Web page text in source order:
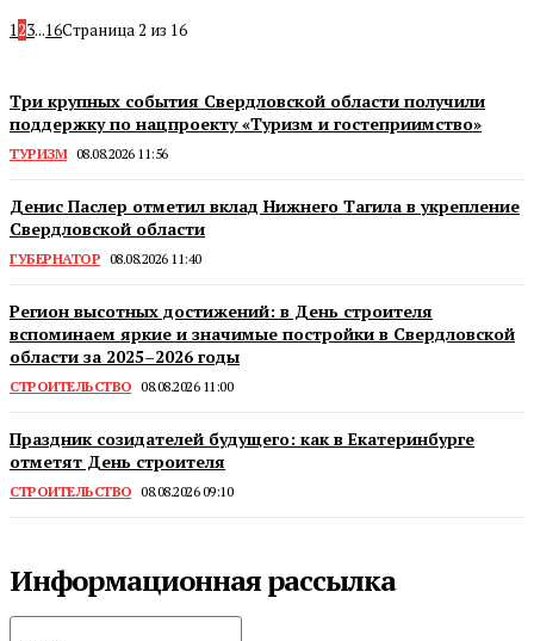
123...16Страница 2 из 16
Три крупных события Свердловской области получили
поддержку по нацпроекту «Туризм и гостеприимство»
ТУРИЗМ 08.08.2026 11:56
Денис Паслер отметил вклад Нижнего Тагила в укрепление
Свердловской области
ГУБЕРНАТОР 08.08.2026 11:40
Регион высотных достижений: в День строителя
вспоминаем яркие и значимые постройки в Свердловской
области за 2025–2026 годы
СТРОИТЕЛЬСТВО 08.08.2026 11:00
Праздник созидателей будущего: как в Екатеринбурге
отметят День строителя
СТРОИТЕЛЬСТВО 08.08.2026 09:10
Информационная рассылка